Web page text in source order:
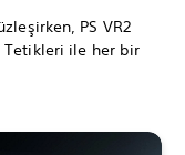
PS VR2
Tetikleri ile her bir